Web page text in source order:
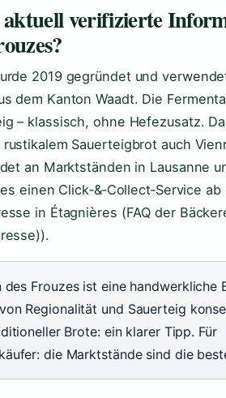
aktuell verifizierte
2019 gegründet und
dem Kanton Waadt. Die
– klassisch, ohne Hefezusatz.
Sauerteigbrot auch
an Marktständen in Lausanne
einen Click‑&‑Collect‑Service ab
in Étagnières (FAQ der
des Frouzes ist eine handwerkliche
Regionalität und Sauerteig
Brote: ein klarer Tipp. Für
die Marktstände sind die